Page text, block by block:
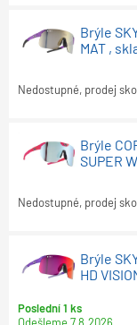
Brýle
MAT ,
Nedostupné, prodej
Brýle
SUPER
Nedostupné, prodej
Brýle
HD
Poslední 1 ks